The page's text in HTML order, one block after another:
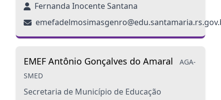
Fernanda Inocente Santana
EMEF Antônio Gonçalves do Amaral
AGA-
SMED
Secretaria de Município de Educação